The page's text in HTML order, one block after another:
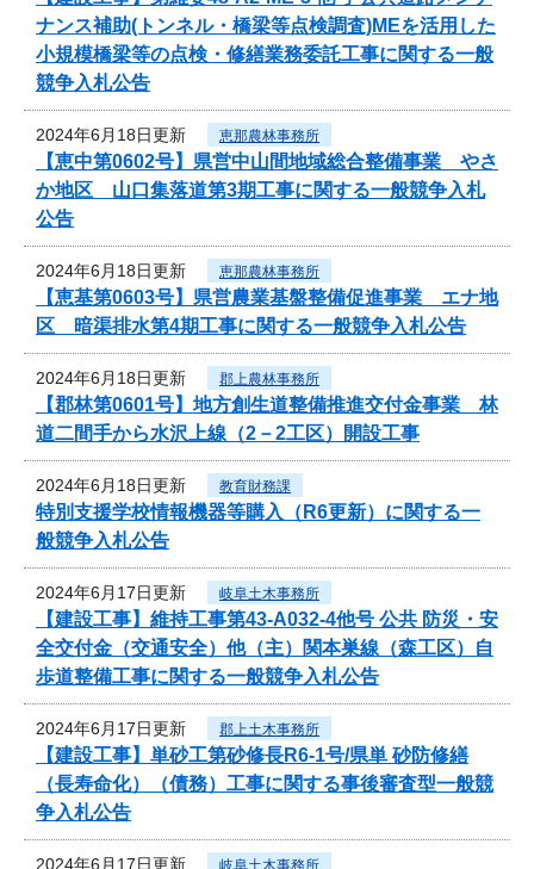
ナンス補助(トンネル・橋梁等点検調査)MEを活用した
小規模橋梁等の点検・修繕業務委託工事に関する一般
競争入札公告
2024年6月18日更新 恵那農林事務所
【恵中第0602号】県営中山間地域総合整備事業 やさ
か地区 山口集落道第3期工事に関する一般競争入札
公告
2024年6月18日更新 恵那農林事務所
【恵基第0603号】県営農業基盤整備促進事業 エナ地
区 暗渠排水第4期工事に関する一般競争入札公告
2024年6月18日更新 郡上農林事務所
【郡林第0601号】地方創生道整備推進交付金事業 林
道二間手から水沢上線（2－2工区）開設工事
2024年6月18日更新 教育財務課
特別支援学校情報機器等購入（R6更新）に関する一
般競争入札公告
2024年6月17日更新 岐阜土木事務所
【建設工事】維持工事第43-A032-4他号 公共 防災・安
全交付金（交通安全）他（主）関本巣線（森工区）自
歩道整備工事に関する一般競争入札公告
2024年6月17日更新 郡上土木事務所
【建設工事】単砂工第砂修長R6-1号/県単 砂防修繕
（長寿命化）（債務）工事に関する事後審査型一般競
争入札公告
2024年6月17日更新 岐阜土木事務所